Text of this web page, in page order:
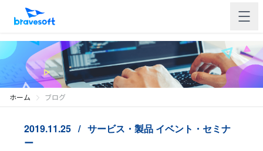
ホーム ブログ
2019.11.25 サービス・製品 イベント・セミナ
ー